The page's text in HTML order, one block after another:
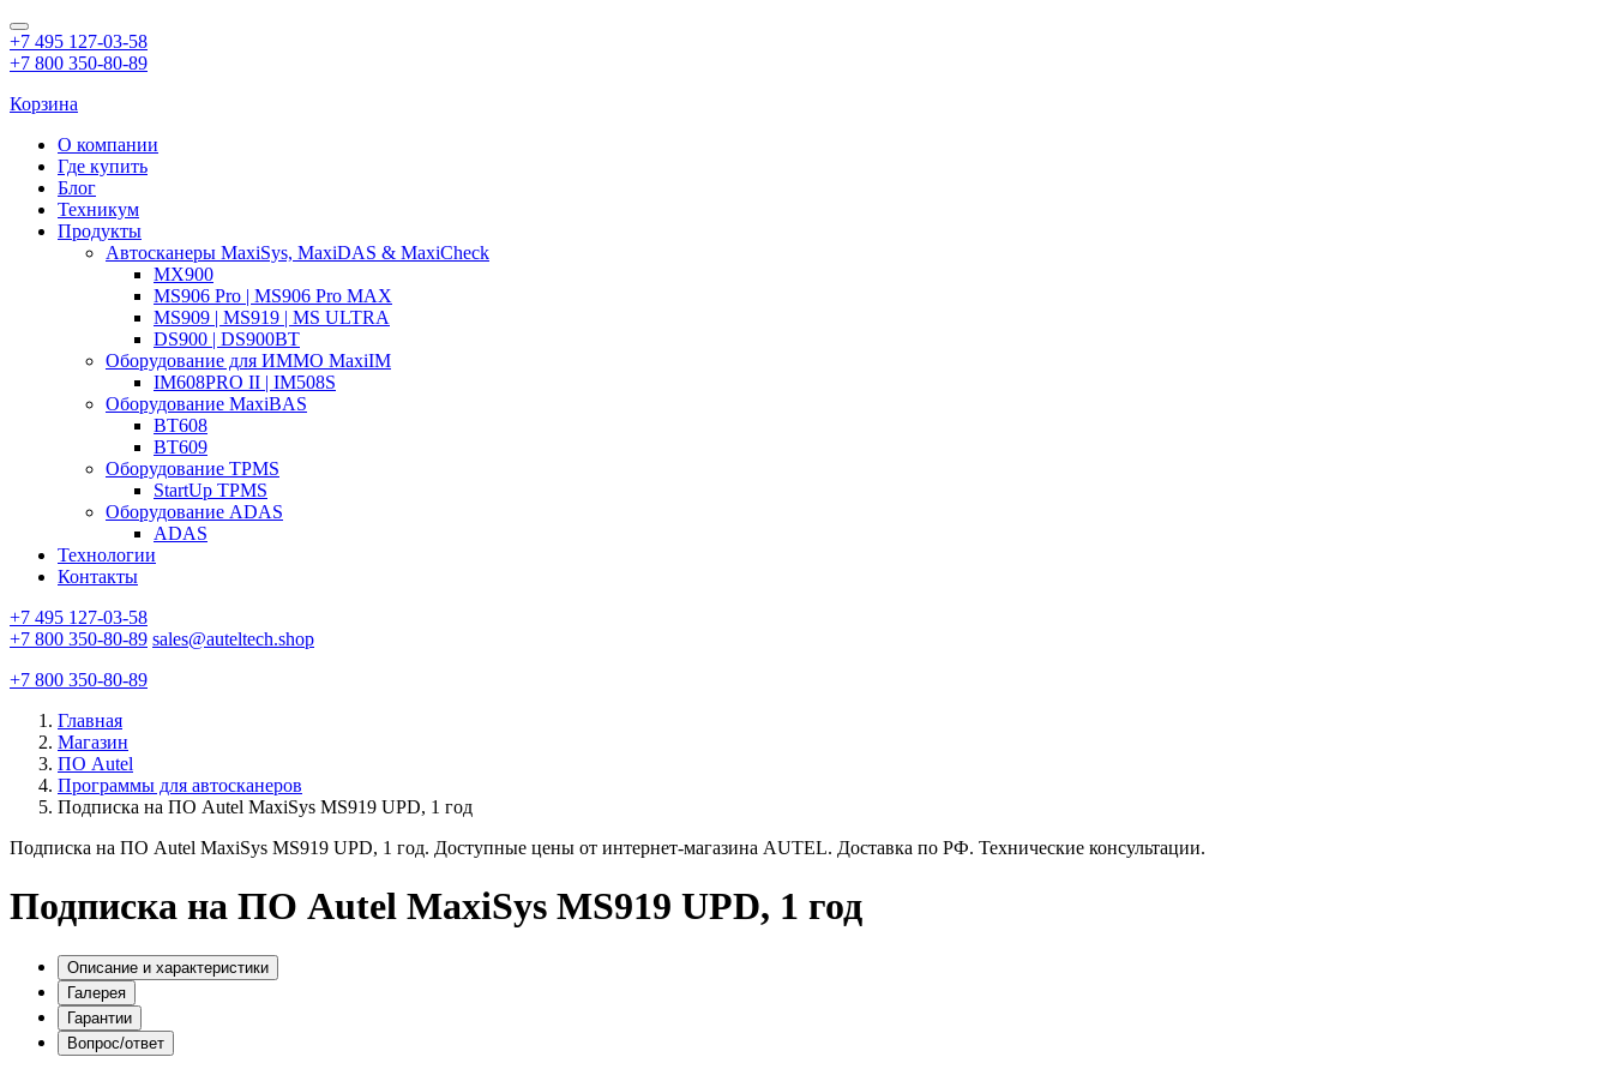
+7 495 127-03-58
+7 800 350-80-89
Корзина
О компании
Где купить
Блог
Техникум
Продукты
Автосканеры MaxiSys, MaxiDAS & MaxiCheck
MX900
MS906 Pro | MS906 Pro MAX
MS909 | MS919 | MS ULTRA
DS900 | DS900BT
Оборудование для ИММО MaxiIM
IM608PRO II | IM508S
Оборудование MaxiBAS
BT608
BT609
Оборудование TPMS
StartUp TPMS
Оборудование ADAS
ADAS
Технологии
Контакты
+7 495 127-03-58
+7 800 350-80-89 sales@auteltech.shop
+7 800 350-80-89
Главная
Магазин
ПО Autel
Программы для автосканеров
Подписка на ПО Autel MaxiSys MS919 UPD, 1 год
Подписка на ПО Autel MaxiSys MS919 UPD, 1 год. Доступные цены от интернет-магазина AUTEL. Доставка по РФ. Технические консультации.
Подписка на ПО Autel MaxiSys MS919 UPD, 1 год
Описание и характеристики
Галерея
Гарантии
Вопрос/ответ